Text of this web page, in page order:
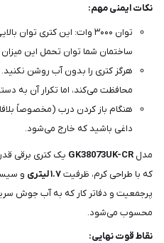
نکات ایمنی مهم:
توان ۳۰۰۰ وات: این کتری
ساختمان شما توان تحمل این میزان
محافظت می‌کند، اما تکرار آن به
هنگام باز کردن درب (مخصوصاً
داغی باشید که خارج می‌شود.
مدل GK38073UK-CR یک کتری برقی
که با طراحی کرم، ظرفیت۱.۷ لیتری
و
پرجمعیت و دفاتر کار که به آب جوش
محسوب می‌شود.
نقاط قوت نهایی: